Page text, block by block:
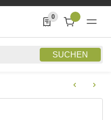
SUCHEN
0
0 Produkte in der